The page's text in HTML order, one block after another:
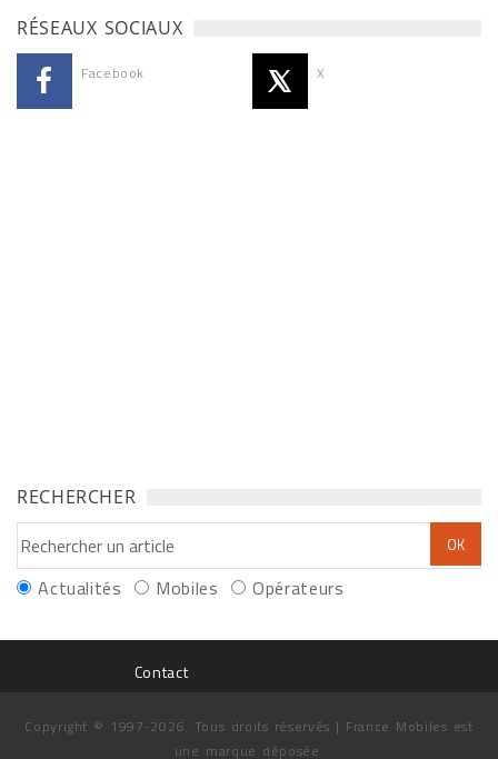
RÉSEAUX SOCIAUX
Facebook X
RECHERCHER
Actualités Mobiles Opérateurs
Contact
Copyright © 1997-2026. Tous droits réservés | France Mobiles est
une marque déposée.